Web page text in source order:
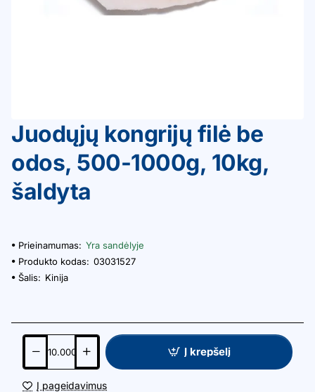
Juodųjų kongrijų filė be
odos, 500-1000g, 10kg,
šaldyta
Prieinamumas: Yra sandėlyje
Produkto kodas: 03031527
Šalis: Kinija
Į krepšelį
Į pageidavimus